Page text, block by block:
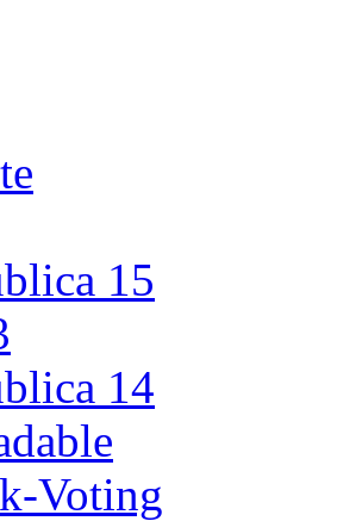
15
14
Voting